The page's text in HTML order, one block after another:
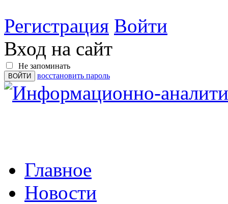
Регистрация Войти
Вход на сайт
Не запоминать
восстановить пароль
Главное
Новости